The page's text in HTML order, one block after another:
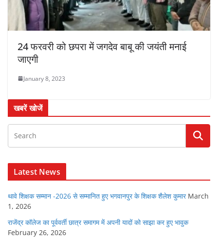
24 फरवरी को छपरा में जगदेव बाबू की जयंती मनाई
जाएगी
January 8, 2023
खबरें खोजें
Latest News
थावे शिक्षक सम्मान -2026 से सम्मानित हुए भगवानपुर के शिक्षक शैलेश कुमार March
1, 2026
राजेंद्र कॉलेज का पूर्ववर्ती छात्र समागम में अपनी यादों को साझा कर हुए भावुक
February 26, 2026